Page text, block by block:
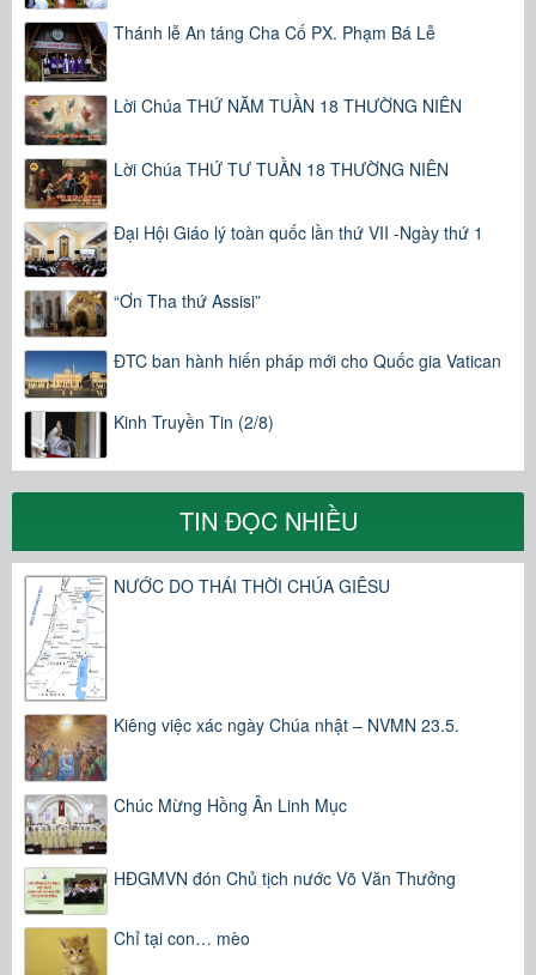
Thánh lễ An táng Cha Cố PX. Phạm Bá Lễ
Lời Chúa THỨ NĂM TUẦN 18 THƯỜNG NIÊN
Lời Chúa THỨ TƯ TUẦN 18 THƯỜNG NIÊN
Đại Hội Giáo lý toàn quốc lần thứ VII -Ngày thứ 1
“Ơn Tha thứ Assisi”
ĐTC ban hành hiến pháp mới cho Quốc gia Vatican
Kinh Truyền Tin (2/8)
TIN ĐỌC NHIỀU
NƯỚC DO THÁI THỜI CHÚA GIÊSU
Kiêng việc xác ngày Chúa nhật – NVMN 23.5.
Chúc Mừng Hồng Ân Linh Mục
HĐGMVN đón Chủ tịch nước Võ Văn Thưởng
Chỉ tại con… mèo